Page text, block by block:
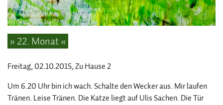
» 22. Monat «
Freitag, 02.10.2015, Zu Hause 2
Um 6.20 Uhr bin ich wach. Schalte den Wecker aus. Mir laufen
Tränen. Leise Tränen. Die Katze liegt auf Ulis Sachen. Die Tür